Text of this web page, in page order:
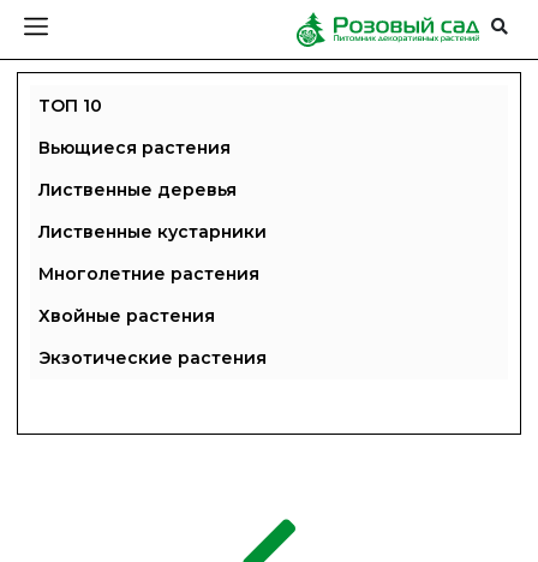
ТОП 10
Вьющиеся растения
Лиственные деревья
Лиственные кустарники
Многолетние растения
Хвойные растения
Экзотические растения